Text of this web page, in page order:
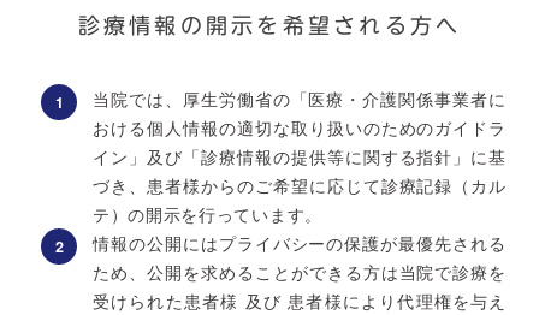
診療情報の開示を希望される方へ
当院では、厚生労働省の「医療・介護関係事業者に
おける個人情報の適切な取り扱いのためのガイドラ
イン」及び「診療情報の提供等に関する指針」に基
づき、患者様からのご希望に応じて診療記録（カル
テ）の開示を行っています。
情報の公開にはプライバシーの保護が最優先される
ため、公開を求めることができる方は当院で診療を
受けられた患者様 及び 患者様により代理権を与え